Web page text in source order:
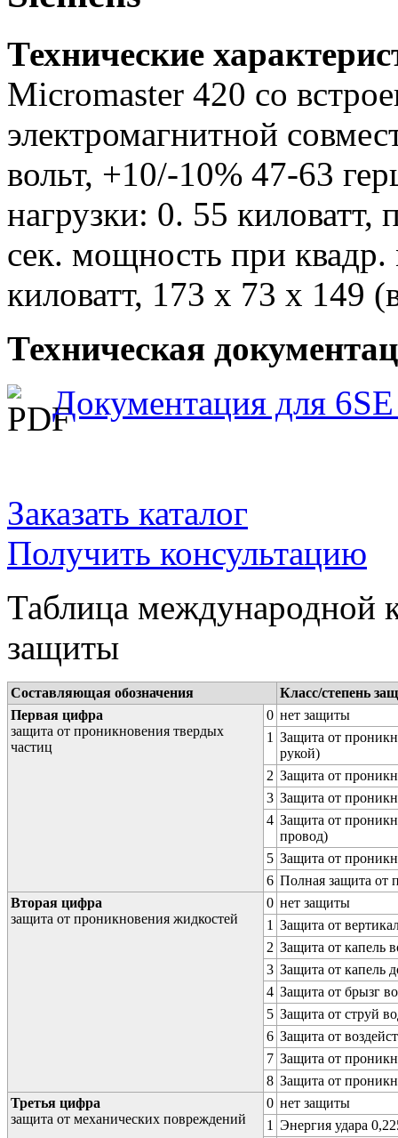
Технические
Micromaster 420 со
электромагнитной
вольт, +10/-10% 47-63
нагрузки: 0. 55 киловатт,
сек. мощность при
киловатт, 173 x 73 x 149
Техническая
Документация для
Заказать каталог
Получить консультацию
Таблица международной
защиты
Составляющая обозначения
Класс/степень
Первая цифра
защита от проникновения твердых
частиц
0 нет защиты
1 Защита от
рукой)
2 Защита от
3 Защита от
4 Защита от
провод)
5 Защита от
6 Полная защита от
Вторая цифра
защита от проникновения жидкостей
0 нет защиты
1 Защита от
2 Защита от капель
3 Защита от капель
4 Защита от брызг
5 Защита от струй
6 Защита от
7 Защита от
8 Защита от
Третья цифра
защита от механических повреждений
0 нет защиты
1 Энергия удара